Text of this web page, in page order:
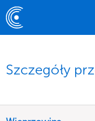
Szczegóły